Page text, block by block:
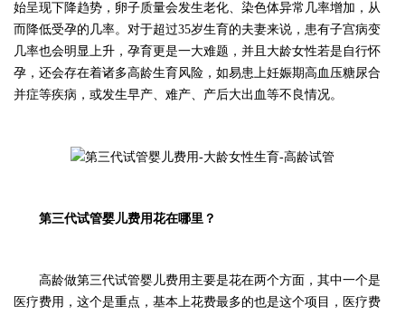
始呈现下降趋势，卵子质量会发生老化、染色体异常几率增加，从
而降低受孕的几率。对于超过35岁生育的夫妻来说，患有子宫病变
几率也会明显上升，孕育更是一大难题，并且大龄女性若是自行怀
孕，还会存在着诸多高龄生育风险，如易患上妊娠期高血压糖尿合
并症等疾病，或发生早产、难产、产后大出血等不良情况。
第三代试管婴儿费用花在哪里？
高龄做第三代试管婴儿费用主要是花在两个方面，其中一个是
医疗费用，这个是重点，基本上花费最多的也是这个项目，医疗费